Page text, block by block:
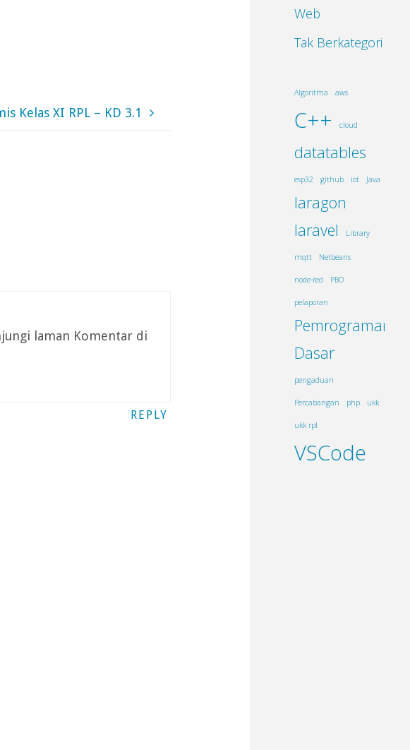
Kelas XI RPL – KD 3.1
laman Komentar di
REPLY
Web
Tak Berkategori
Algoritma aws
C++ cloud
datatables
esp32 github iot Java
laragon
laravel
Library
mqtt Netbeans
node-red PBO
pelaporan
Pemrograman
Dasar
pengaduan
Percabangan php ukk
ukk rpl
VSCode